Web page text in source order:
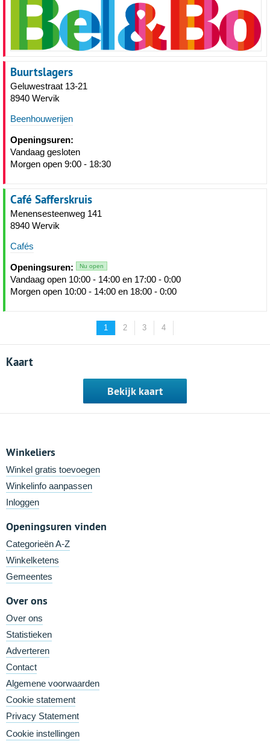
Buurtslagers
Geluwestraat 13-21
8940 Wervik
Beenhouwerijen
Openingsuren:
Vandaag gesloten
Morgen open 9:00 - 18:30
Café Safferskruis
Menensesteenweg 141
8940 Wervik
Cafés
Openingsuren: Nu open
Vandaag open 10:00 - 14:00 en 17:00 - 0:00
Morgen open 10:00 - 14:00 en 18:00 - 0:00
1 2 3 4
Kaart
Bekijk kaart
Winkeliers
Winkel gratis toevoegen
Winkelinfo aanpassen
Inloggen
Openingsuren vinden
Categorieën A-Z
Winkelketens
Gemeentes
Over ons
Over ons
Statistieken
Adverteren
Contact
Algemene voorwaarden
Cookie statement
Privacy Statement
Cookie instellingen